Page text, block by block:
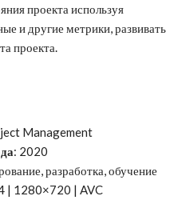
проекта используя
и другие метрики, развивать
проекта.
Management
: 2020
разработка, обучение
| 1280×720 | AVC